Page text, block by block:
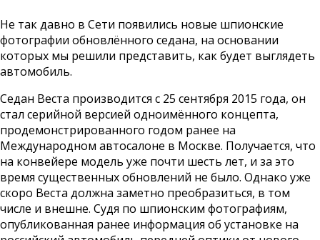
Не так давно в Сети появились новые шпионские
фотографии обновлённого седана, на основании
которых мы решили представить, как будет выглядеть
автомобиль.
Седан Веста производится с 25 сентября 2015 года, он
стал серийной версией одноимённого концепта,
продемонстрированного годом ранее на
Международном автосалоне в Москве. Получается, что
на конвейере модель уже почти шесть лет, и за это
время существенных обновлений не было. Однако уже
скоро Веста должна заметно преобразиться, в том
числе и внешне. Судя по шпионским фотографиям,
опубликованная ранее информация об установке на